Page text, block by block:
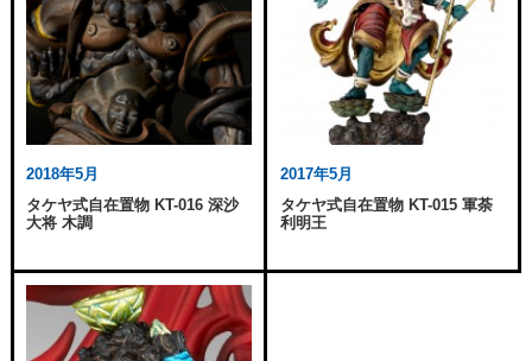
2018年5月
タケヤ式自在置物 KT-016 深沙
大将 木調
2017年5月
タケヤ式自在置物 KT-015 軍荼
利明王